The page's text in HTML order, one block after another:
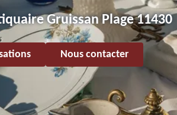
Gruissan Plage 11430
Nous contacter